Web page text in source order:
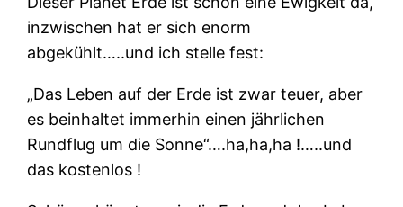
inzwischen hat er sich enorm
abgekühlt…..und ich stelle fest:
„Das Leben auf der Erde ist zwar teuer, aber
es beinhaltet immerhin einen jährlichen
Rundflug um die Sonne“….ha,ha,ha !…..und
das kostenlos !